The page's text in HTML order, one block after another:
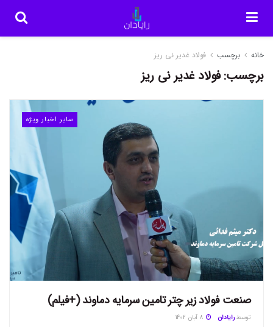
خانه برچسب فولاد غدیر نی ریز
برچسب:فولاد غدیر نی ریز
سایر اخبار ویژه
صنعت فولاد زیر چتر تامین سرمایه دماوند (+فیلم)
توسط رایادان